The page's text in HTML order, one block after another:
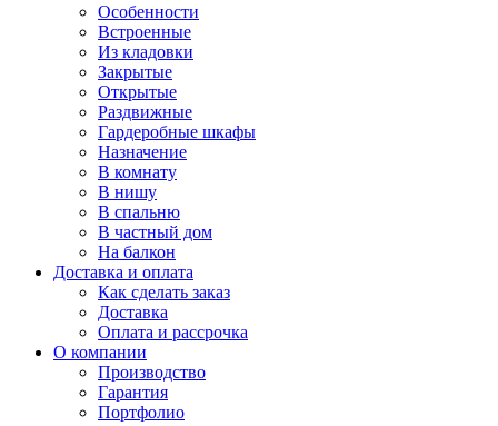
Особенности
Встроенные
Из кладовки
Закрытые
Открытые
Раздвижные
Гардеробные шкафы
Назначение
В комнату
В нишу
В спальню
В частный дом
На балкон
Доставка и оплата
Как сделать заказ
Доставка
Оплата и рассрочка
О компании
Производство
Гарантия
Портфолио